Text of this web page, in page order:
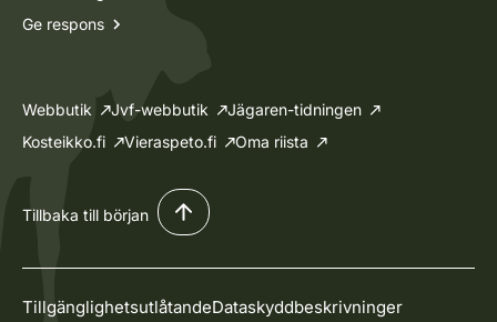
Ge respons
Webbutik Jvf-webbutik
Jägaren-tidningen
Kosteikko.fi
Vieraspeto.fi Oma riista
Tillbaka till början
TillgänglighetsutlåtandeDataskyddbeskrivninger